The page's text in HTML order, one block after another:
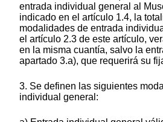
entrada individual general al
indicado en el artículo 1.4, la
modalidades de entrada
el artículo 2.3 de este artículo,
en la misma cuantía, salvo la
apartado 3.a), que requerirá su
3. Se definen las siguientes
individual general: